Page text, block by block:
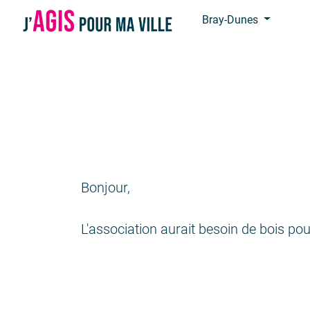
Bray-Dunes
Bonjour,
L'association aurait besoin de bois
Panneau de gestion des cookies